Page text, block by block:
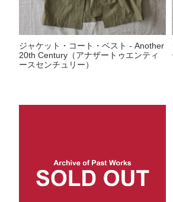
ジャケット・コート・ベスト - Another
20th Century（アナザートゥエンティ
ースセンチュリー）